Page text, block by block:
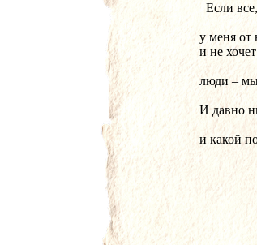
Если
у меня от
и не
в
люди –
И давно
и какой